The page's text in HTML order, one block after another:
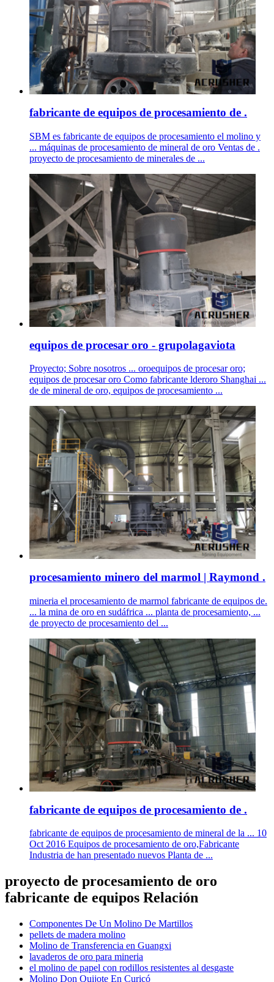
fabricante de equipos de procesamiento de .
SBM es fabricante de equipos de procesamiento el molino y
... máquinas de procesamiento de mineral de oro Ventas de .
proyecto de procesamiento de minerales de ...
equipos de procesar oro - grupolagaviota
Proyecto; Sobre nosotros ... oroequipos de procesar oro;
equipos de procesar oro Como fabricante lderoro Shanghai ...
de de mineral de oro, equipos de procesamiento ...
procesamiento minero del marmol | Raymond .
mineria el procesamiento de marmol fabricante de equipos de.
... la mina de oro en sudáfrica ... planta de procesamiento, ...
de proyecto de procesamiento del ...
fabricante de equipos de procesamiento de .
fabricante de equipos de procesamiento de mineral de la ... 10
Oct 2016 Equipos de procesamiento de oro,Fabricante
Industria de han presentado nuevos Planta de ...
proyecto de procesamiento de oro
fabricante de equipos Relación
Componentes De Un Molino De Martillos
pellets de madera molino
Molino de Transferencia en Guangxi
lavaderos de oro para mineria
el molino de papel con rodillos resistentes al desgaste
Molino Don Quijote En Curicó